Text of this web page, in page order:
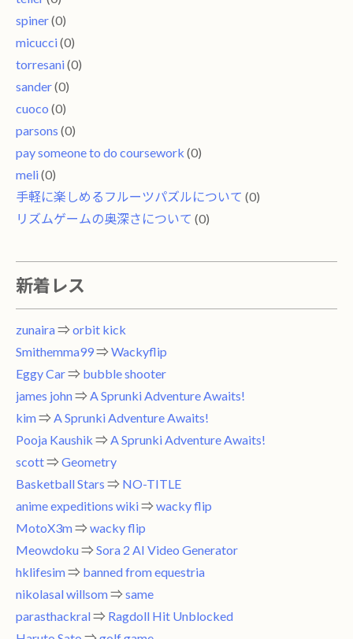
spiner(0)
micucci(0)
torresani(0)
sander(0)
cuoco (0)
parsons (0)
pay someone to do coursework (0)
meli(0)
手軽に楽しめるフルーツパズルについて (0)
リズムゲームの奥深さについて (0)
新着レス
zunaira⇒ orbit kick
Smithemma99⇒ Wackyflip
Eggy Car⇒ bubble shooter
james john⇒ A Sprunki Adventure Awaits!
kim⇒ A Sprunki Adventure Awaits!
Pooja Kaushik ⇒ A Sprunki Adventure Awaits!
scott⇒ Geometry
Basketball Stars ⇒ NO-TITLE
anime expeditions wiki⇒ wacky flip
MotoX3m⇒ wacky flip
Meowdoku⇒ Sora 2 AI Video Generator
hklifesim⇒ banned from equestria
nikolasal willsom⇒ same
parasthackral⇒ Ragdoll Hit Unblocked